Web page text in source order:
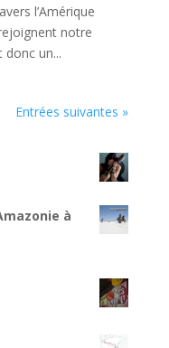
l’Amérique
notre
donc un...
Entrées suivantes »
à